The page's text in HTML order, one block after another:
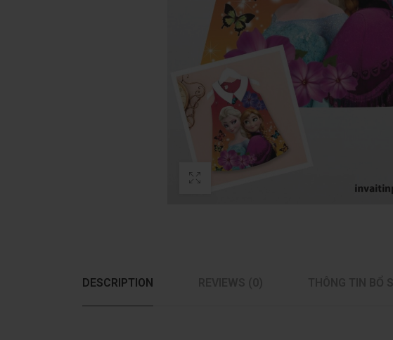
DESCRIPTION